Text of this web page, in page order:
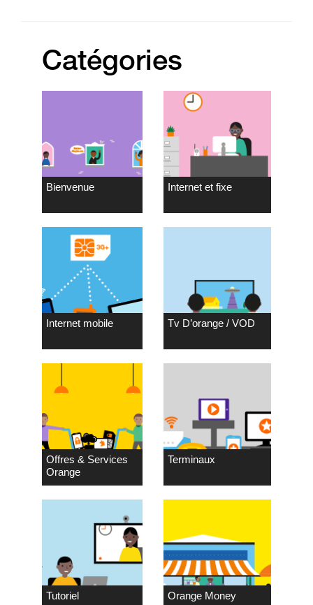
Catégories
Bienvenue Internet et fixe
Internet mobile Tv D’orange / VOD
Offres & Services
Orange
Terminaux
Tutoriel Orange Money